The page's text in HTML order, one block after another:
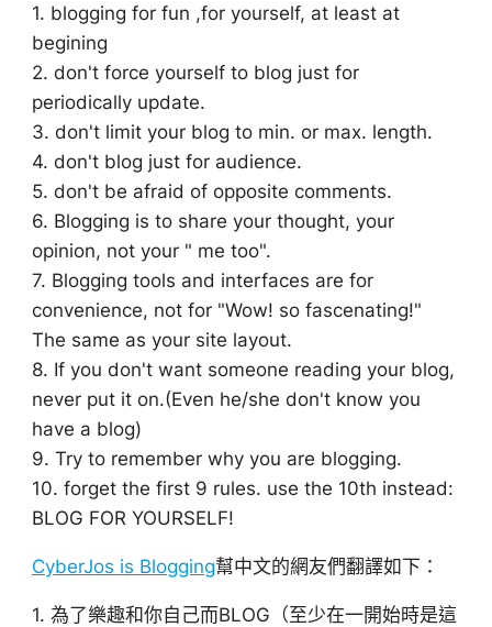
1. blogging for fun ,for yourself, at least at
begining
2. don't force yourself to blog just for
periodically update.
3. don't limit your blog to min. or max. length.
4. don't blog just for audience.
5. don't be afraid of opposite comments.
6. Blogging is to share your thought, your
opinion, not your " me too".
7. Blogging tools and interfaces are for
convenience, not for "Wow! so fascenating!"
The same as your site layout.
8. If you don't want someone reading your blog,
never put it on.(Even he/she don't know you
have a blog)
9. Try to remember why you are blogging.
10. forget the first 9 rules. use the 10th instead:
BLOG FOR YOURSELF!
CyberJos is Blogging幫中文的網友們翻譯如下：
1. 為了樂趣和你自己而BLOG（至少在一開始時是這